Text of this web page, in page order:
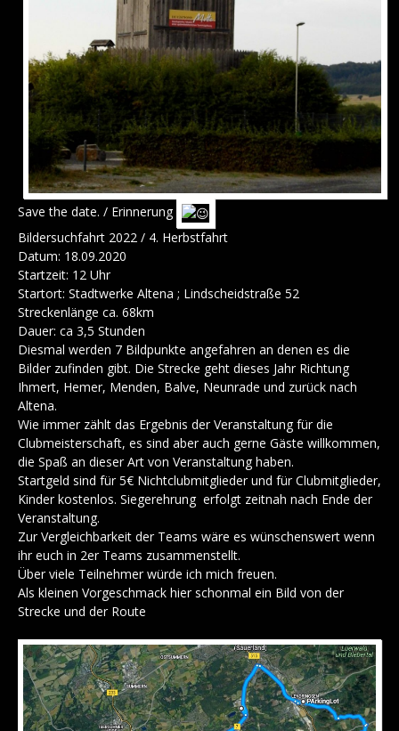
Save the date. / Erinnerung
Bildersuchfahrt 2022 / 4. Herbstfahrt
Datum: 18.09.2020
Startzeit: 12 Uhr
Startort: Stadtwerke Altena ; Lindscheidstraße 52
Streckenlänge ca. 68km
Dauer: ca 3,5 Stunden
Diesmal werden 7 Bildpunkte angefahren an denen es die
Bilder zufinden gibt. Die Strecke geht dieses Jahr Richtung
Ihmert, Hemer, Menden, Balve, Neunrade und zurück nach
Altena.
Wie immer zählt das Ergebnis der Veranstaltung für die
Clubmeisterschaft, es sind aber auch gerne Gäste willkommen,
die Spaß an dieser Art von Veranstaltung haben.
Startgeld sind für 5€ Nichtclubmitglieder und für Clubmitglieder,
Kinder kostenlos. Siegerehrung erfolgt zeitnah nach Ende der
Veranstaltung.
Zur Vergleichbarkeit der Teams wäre es wünschenswert wenn
ihr euch in 2er Teams zusammenstellt.
Über viele Teilnehmer würde ich mich freuen.
Als kleinen Vorgeschmack hier schonmal ein Bild von der
Strecke und der Route